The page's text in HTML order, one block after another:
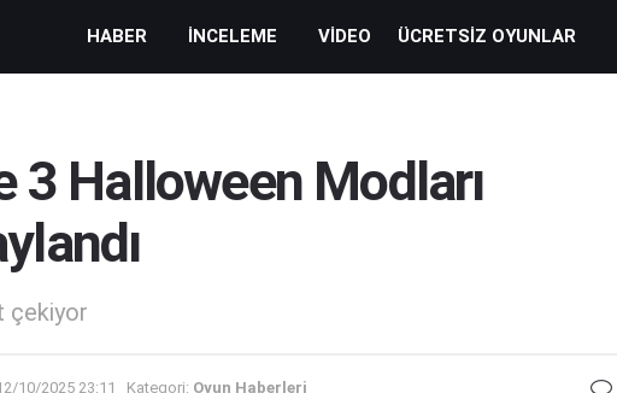
HABER İNCELEME VIDEO ÜCRETSIZ OYUNLAR
3 Halloween Modları
çekiyor
10/2025 23:11 Kategori: Oyun Haberleri